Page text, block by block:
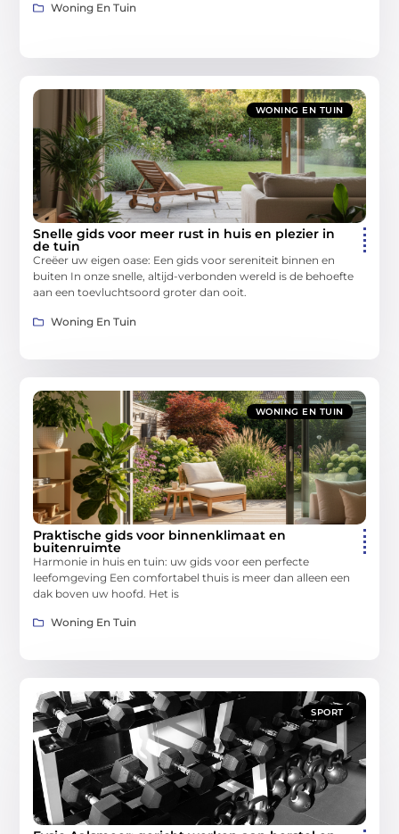
Woning En Tuin
WONING EN TUIN
Snelle gids voor meer rust in huis en plezier in
de tuin
Creëer uw eigen oase: Een gids voor sereniteit binnen en
buiten In onze snelle, altijd-verbonden wereld is de behoefte
aan een toevluchtsoord groter dan ooit.
Woning En Tuin
WONING EN TUIN
Praktische gids voor binnenklimaat en
buitenruimte
Harmonie in huis en tuin: uw gids voor een perfecte
leefomgeving Een comfortabel thuis is meer dan alleen een
dak boven uw hoofd. Het is
Woning En Tuin
SPORT